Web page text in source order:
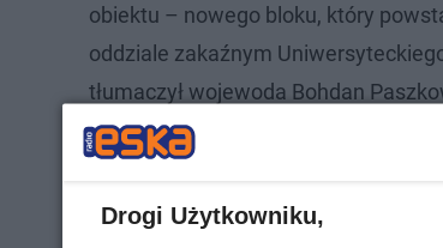
obiektu – nowego bloku, który
oddziale zakaźnym
tłumaczył wojewoda Bohdan
Drogi Użytkowniku,